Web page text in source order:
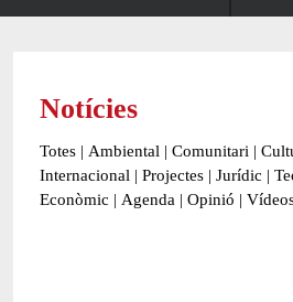
Notícies
Totes | Ambiental | Comunitari |
Internacional | Projectes | Jurídic |
Econòmic | Agenda | Opinió |